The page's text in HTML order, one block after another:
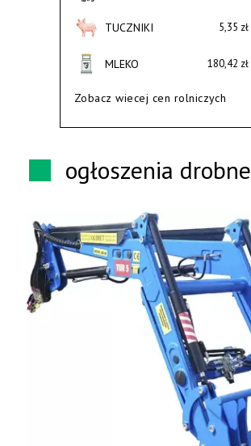
TUCZNIKI 5,35 zł
MLEKO 180,42 zł
Zobacz wiecej cen rolniczych
ogłoszenia drobne